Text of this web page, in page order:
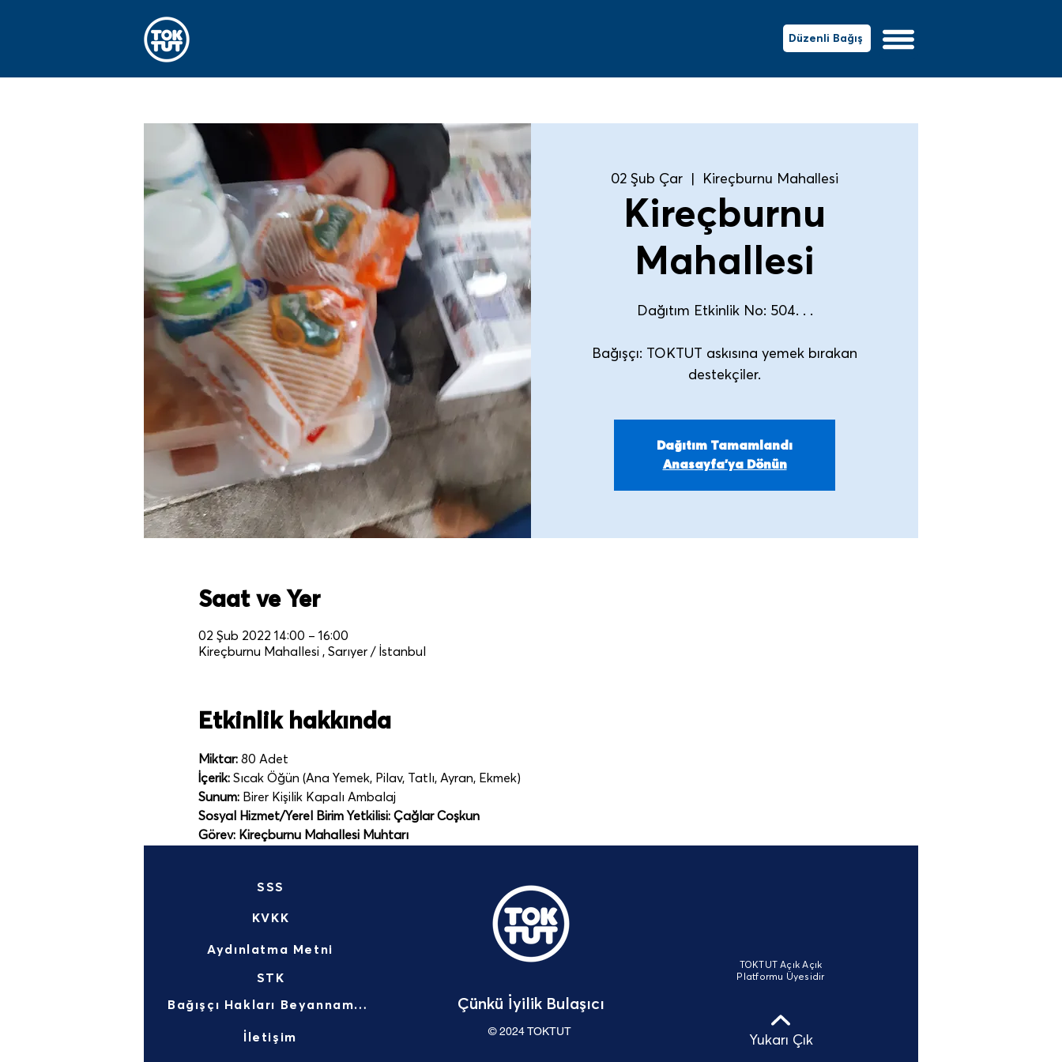
Düzenli Bağış
02 Şub Çar Kireçburnu Mahallesi
Kireçburnu
Mahallesi
Dağıtım Etkinlik No: 504. . .
Bağışçı: TOKTUT askısına yemek bırakan
Dağıtım Tamamlandı
Anasayfa'ya Dönün
Saat ve Yer
02 Şub 2022 14:00 – 16:00
Kireçburnu Mahallesi , Sarıyer / İstanbul
Etkinlik hakkında
Miktar: 80 Adet
İçerik: Sıcak Öğün (Ana Yemek, Pilav, Tatlı, Ayran, Ekmek)
Sunum: Birer Kişilik Kapalı Ambalaj
Sosyal Hizmet/Yerel Birim Yetkilisi: Çağlar Coşkun
Görev: Kireçburnu Mahallesi Muhtarı
SSS
KVKK
STK
Bağışçı Hakları Beyannamesi
Aydınlatma Metni
İletişim
Çünkü İyilik Bulaşıcı
© 2024 TOKTUT
TOKTUT Açık Açık
Platformu Üyesidir
Yukarı Çık